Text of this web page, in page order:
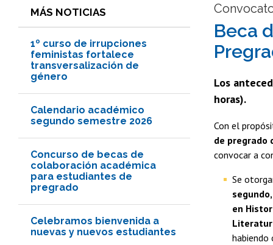
MÁS NOTICIAS
1º curso de irrupciones
feministas fortalece
transversalización de
género
Calendario académico
segundo semestre 2026
Concurso de becas de
colaboración académica
para estudiantes de
pregrado
Celebramos bienvenida a
nuevas y nuevos estudiantes
Beca
Los
horas).
Con el
de pregrado
convocar a
Se
en
habiendo